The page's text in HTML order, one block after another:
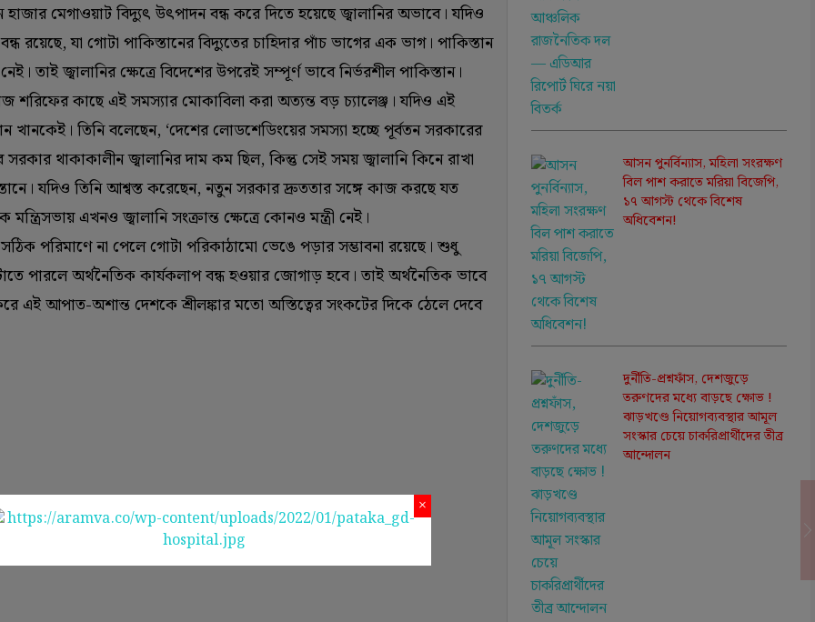
মেগাওয়াট বিদ্যুৎ উৎপাদন বন্ধ করে দিতে হয়েছে জ্বালানির অভাবে। যদিও
রয়েছে, যা গোটা পাকিস্তানের বিদ্যুতের চাহিদার পাঁচ ভাগের এক ভাগ। পাকিস্তান
তাই জ্বালানির ক্ষেত্রে বিদেশের উপরেই সম্পূর্ণ ভাবে নির্ভরশীল পাকিস্তান।
শরিফের কাছে এই সমস্যার মোকাবিলা করা অত্যন্ত বড় চ্যালেঞ্জ। যদিও এই
খানকেই। তিনি বলেছেন, ‘দেশের লোডশেডিংয়ের সমস্যা হচ্ছে পূর্বতন সরকারের
থাকাকালীন জ্বালানির দাম কম ছিল, কিন্তু সেই সময় জ্বালানি কিনে রাখা
যদিও তিনি আশ্বস্ত করেছেন, নতুন সরকার দ্রুততার সঙ্গে কাজ করছে যত
এখনও জ্বালানি সংক্রান্ত ক্ষেত্রে কোনও মন্ত্রী নেই।
সঠিক পরিমাণে না পেলে গোটা পরিকাঠামো ভেঙে পড়ার সম্ভাবনা রয়েছে। শুধু
পারলে অর্থনৈতিক কার্যকলাপ বন্ধ হওয়ার জোগাড় হবে। তাই অর্থনৈতিক ভাবে
এই আপাত-অশান্ত দেশকে শ্রীলঙ্কার মতো অস্তিত্বের সংকটের দিকে ঠেলে দেবে
আসন পুনর্বিন্যাস, মহিলা সংরক্ষণ
বিল পাশ করাতে মরিয়া বিজেপি,
১৭ আগস্ট থেকে বিশেষ
অধিবেশন!
দুর্নীতি-প্রশ্নফাঁস, দেশজুড়ে
তরুণদের মধ্যে বাড়ছে ক্ষোভ !
ঝাড়খণ্ডে নিয়োগব্যবস্থার আমূল
সংস্কার চেয়ে চাকরিপ্রার্থীদের তীব্র
আন্দোলন
×